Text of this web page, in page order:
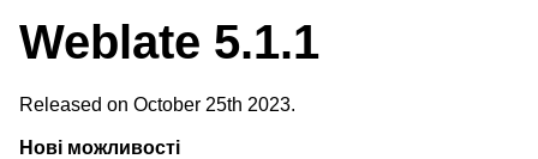
Weblate 5.1.1
Released on October 25th 2023.
Нові можливості